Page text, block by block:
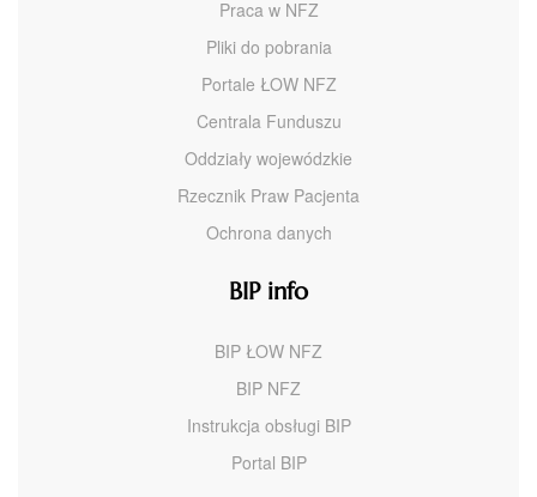
Praca w NFZ
Pliki do pobrania
Portale ŁOW NFZ
Centrala Funduszu
Oddziały wojewódzkie
Rzecznik Praw Pacjenta
Ochrona danych
BIP info
BIP ŁOW NFZ
BIP NFZ
Instrukcja obsługi BIP
Portal BIP